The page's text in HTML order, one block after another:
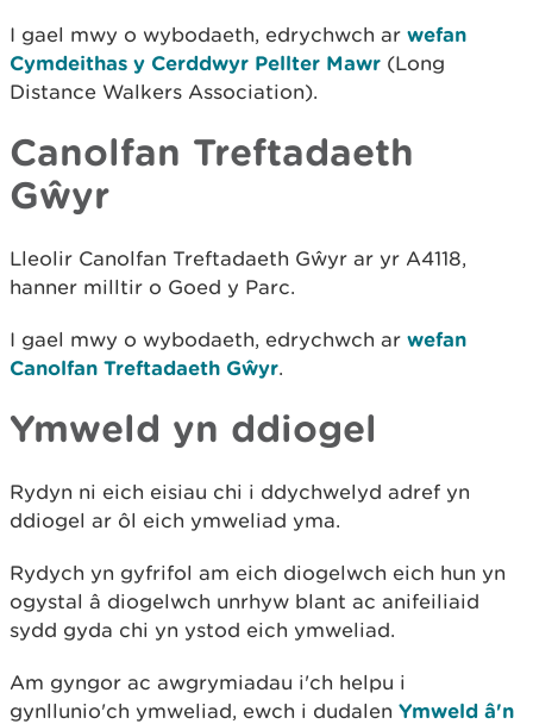
I gael mwy o wybodaeth, edrychwch ar wefan
Cymdeithas y Cerddwyr Pellter Mawr (Long
Distance Walkers Association).
Canolfan Treftadaeth
Gŵyr
Lleolir Canolfan Treftadaeth Gŵyr ar yr A4118,
hanner milltir o Goed y Parc.
I gael mwy o wybodaeth, edrychwch ar wefan
Canolfan Treftadaeth Gŵyr.
Ymweld yn ddiogel
Rydyn ni eich eisiau chi i ddychwelyd adref yn
ddiogel ar ôl eich ymweliad yma.
Rydych yn gyfrifol am eich diogelwch eich hun yn
ogystal â diogelwch unrhyw blant ac anifeiliaid
sydd gyda chi yn ystod eich ymweliad.
Am gyngor ac awgrymiadau i'ch helpu i
gynllunio'ch ymweliad, ewch i dudalen Ymweld â'n